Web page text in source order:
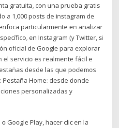
gratuita, con una prueba gratis
a 1,000 posts de instagram de
particularmente en analizar
en Instagram (y Twitter, si
oficial de Google para explorar
servicio es realmente fácil e
desde las que podemos
Pestaña Home: desde donde
personalizadas y
Google Play, hacer clic en la